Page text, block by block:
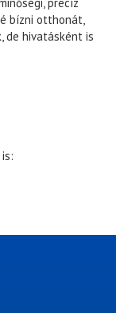
bízni otthonát,
de hivatásként is